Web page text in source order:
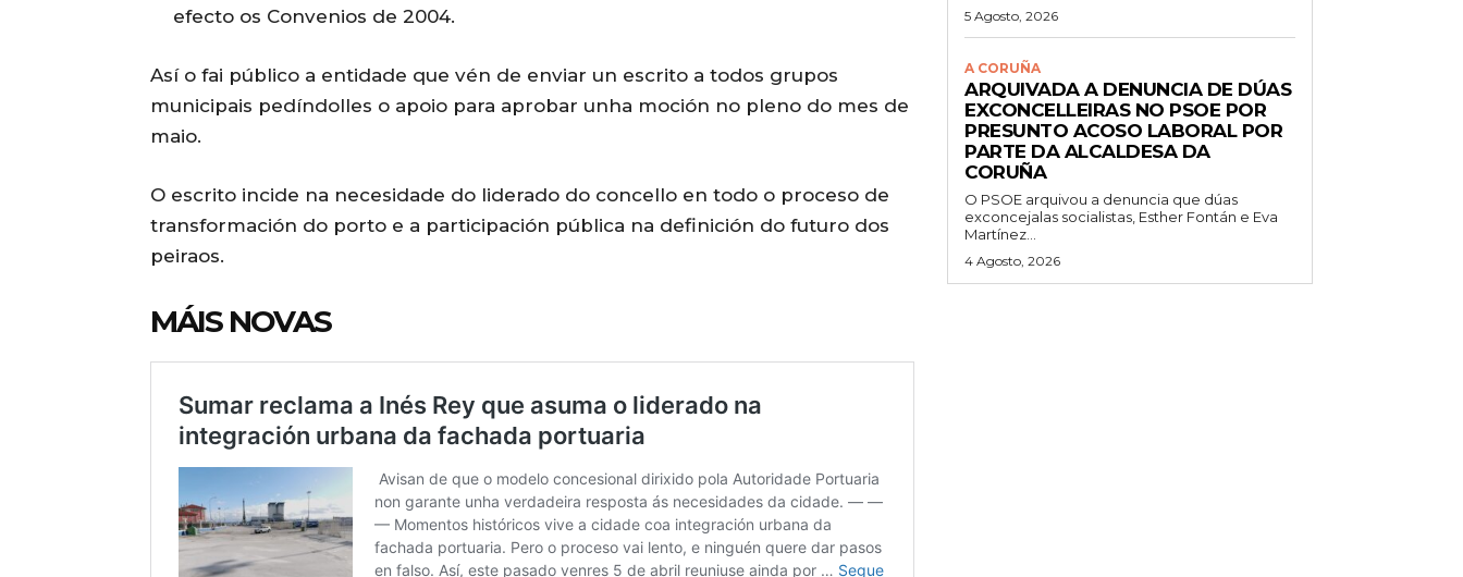
efecto os Convenios de 2004.
Así o fai público a entidade que vén de enviar un escrito a todos grupos
municipais pedíndolles o apoio para aprobar unha moción no pleno do mes de
maio.
O escrito incide na necesidade do liderado do concello en todo o proceso de
transformación do porto e a participación pública na definición do futuro dos
peiraos.
MÁIS NOVAS
5 Agosto, 2026
A CORUÑA
ARQUIVADA A DENUNCIA DE DÚAS
EXCONCELLEIRAS NO PSOE POR
PRESUNTO ACOSO LABORAL POR
PARTE DA ALCALDESA DA
CORUÑA
O PSOE arquivou a denuncia que dúas
exconcejalas socialistas, Esther Fontán e Eva
Martínez...
4 Agosto, 2026